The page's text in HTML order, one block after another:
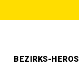
BEZIRKS-HEROS